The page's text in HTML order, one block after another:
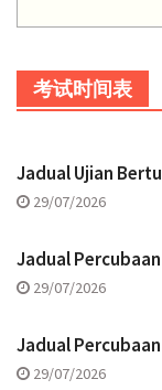
考试时间表
Jadual Ujian
29/07/2026
Jadual Percubaan
29/07/2026
Jadual Percubaan
29/07/2026